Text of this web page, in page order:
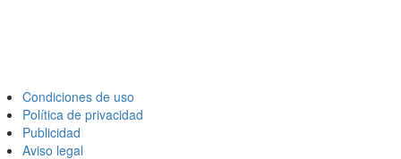
Condiciones de uso
Política de privacidad
Publicidad
Aviso legal